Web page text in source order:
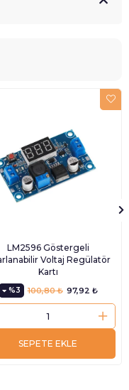
LM2596 Göstergeli
Voltaj Regülatör
Kartı
%3 97,92 ₺
100,80 ₺
SEPETE EKLE